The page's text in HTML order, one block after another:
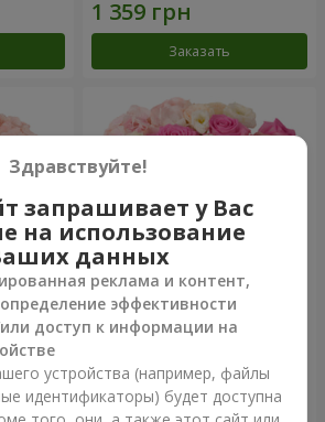
Заказать
Композиция "Barbie"
2 532 грн
Здравствуйте!
запрашивает у Вас
на использование
данных
реклама и контент,
эффективности
доступ к информации на
устройства (например, файлы
идентификаторы) будет доступна